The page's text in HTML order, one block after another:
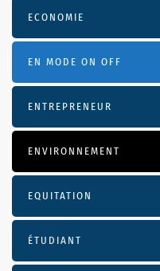
ECONOMIE
EN MODE ON OFF
ENTREPRENEUR
ENVIRONNEMENT
EQUITATION
ÉTUDIANT